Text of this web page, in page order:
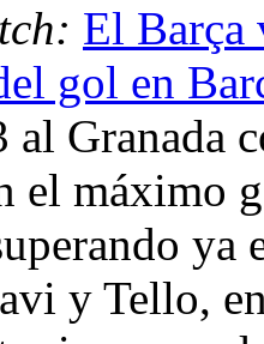
El Barça
gol en
Granada
el máximo
ya
y Tello,